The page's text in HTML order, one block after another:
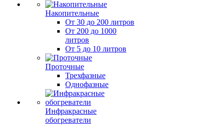
Накопительные
От 30 до 200 литров
От 200 до 1000
литров
От 5 до 10 литров
Проточные
Трехфазные
Однофазные
Инфракрасные
обогреватели